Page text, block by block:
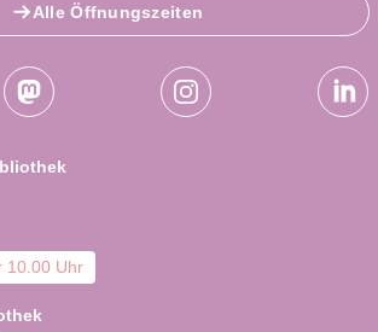
Alle Öffnungszeiten
der ZLB
10.00 Uhr